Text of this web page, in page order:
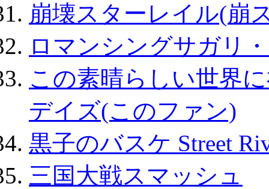
崩壊スターレイル(崩
ロマンシングサガリ
この素晴らしい世界
デイズ(このファン)
黒子のバスケ Street
三国大戦スマッシュ